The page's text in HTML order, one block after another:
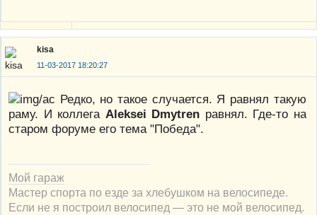
kisa
11-03-2017 18:20:27
Редко, но такое случается. Я равнял такую
раму. И коллега Aleksei Dmytren равнял. Где-то на
старом форуме его тема "Победа".
Мой гараж
Мастер спорта по езде за хлебушком на велосипеде.
Если не я построил велосипед — это не мой велосипед.